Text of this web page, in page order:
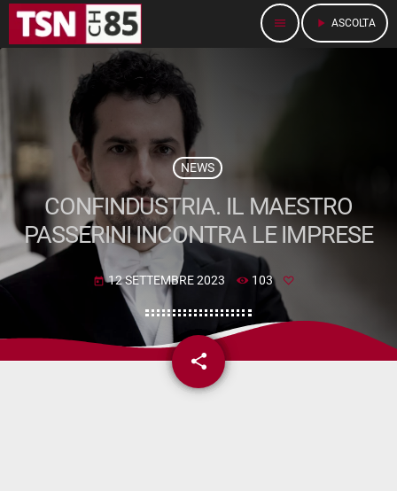
menu play_arrow ASCOLTA
NEWS
CONFINDUSTRIA. IL MAESTRO
PASSERINI INCONTRA LE IMPRESE
today 12 SETTEMBRE 2023 103
share
email